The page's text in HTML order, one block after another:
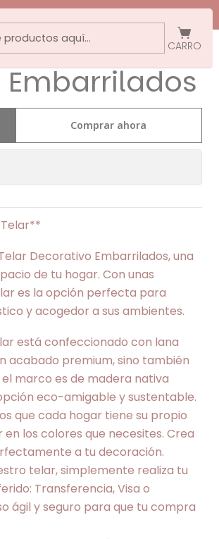
CARRO
Comprar ahora
Decorativo Embarrilados, una
de tu hogar. Con unas
es la opción perfecta para
y acogedor a sus ambientes.
está confeccionado con lana
acabado premium, sino también
marco es de madera nativa
eco-amigable y sustentable.
que cada hogar tiene su propio
los colores que necesites. Crea
a tu decoración.
telar, simplemente realiza tu
Transferencia, Visa o
ágil y seguro para que tu compra